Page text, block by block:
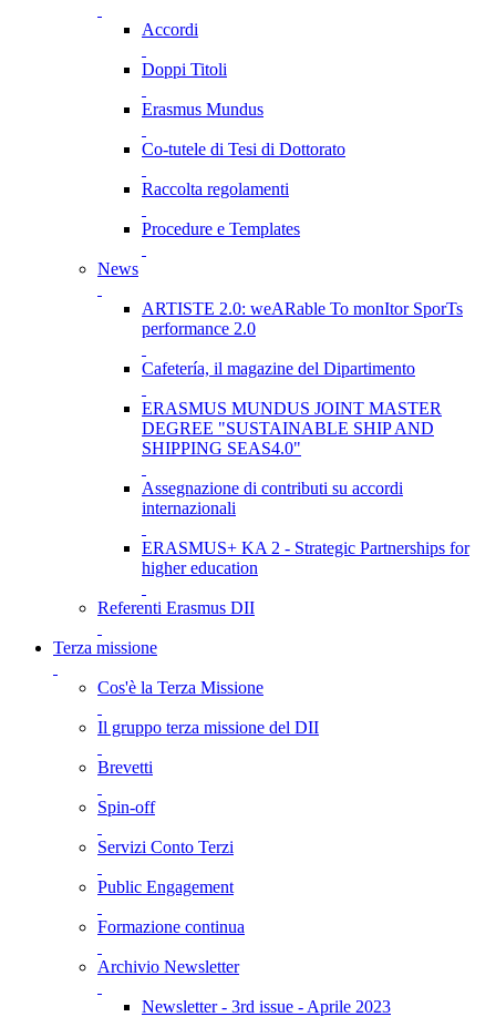
Accordi
Doppi Titoli
Erasmus Mundus
Co-tutele di Tesi di Dottorato
Raccolta regolamenti
Procedure e Templates
News
ARTISTE 2.0: weARable To monItor SporTs
performance 2.0
Cafetería, il magazine del Dipartimento
ERASMUS MUNDUS JOINT MASTER
DEGREE "SUSTAINABLE SHIP AND
SHIPPING SEAS4.0"
Assegnazione di contributi su accordi
internazionali
ERASMUS+ KA 2 - Strategic Partnerships for
higher education
Referenti Erasmus DII
Terza missione
Cos'è la Terza Missione
Il gruppo terza missione del DII
Brevetti
Spin-off
Servizi Conto Terzi
Public Engagement
Formazione continua
Archivio Newsletter
Newsletter - 3rd issue - Aprile 2023